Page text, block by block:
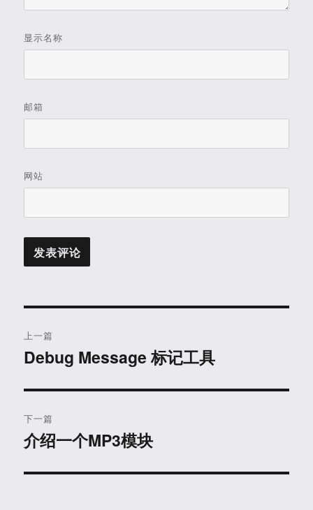
显示名称
邮箱
网站
章
航
上一篇
上
文
章：
Debug Message 标记工具
下一篇
下
文
介绍一个MP3模块